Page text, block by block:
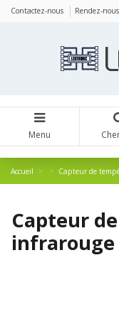
Contactez-nous Rendez-
Menu
Accueil Capteur de
Capteur
infrarouge
Panneau de gestion des